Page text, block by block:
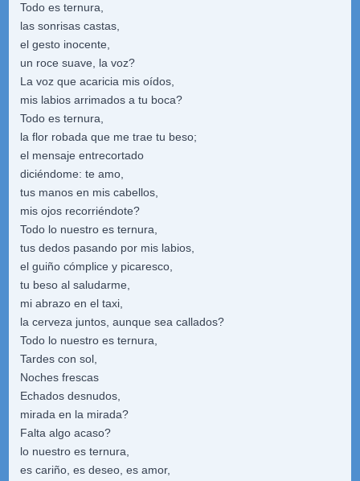
Todo es ternura,
las sonrisas castas,
el gesto inocente,
un roce suave, la voz?
La voz que acaricia mis oídos,
mis labios arrimados a tu boca?
Todo es ternura,
la flor robada que me trae tu beso;
el mensaje entrecortado
diciéndome: te amo,
tus manos en mis cabellos,
mis ojos recorriéndote?
Todo lo nuestro es ternura,
tus dedos pasando por mis labios,
el guiño cómplice y picaresco,
tu beso al saludarme,
mi abrazo en el taxi,
la cerveza juntos, aunque sea callados?
Todo lo nuestro es ternura,
Tardes con sol,
Noches frescas
Echados desnudos,
mirada en la mirada?
Falta algo acaso?
lo nuestro es ternura,
es cariño, es deseo, es amor,